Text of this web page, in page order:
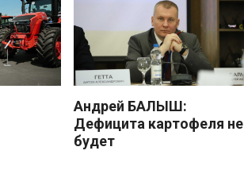
Андрей БАЛЫШ:
Дефицита картофеля не
будет